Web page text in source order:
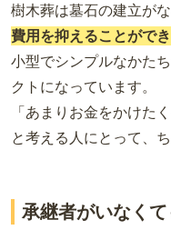
樹木葬は墓石の建立がな
費用を抑えることができ
小型でシンプルなかた
クトになっています。
「あまりお金をかけた
と考える人にとって、
承継者がいなく